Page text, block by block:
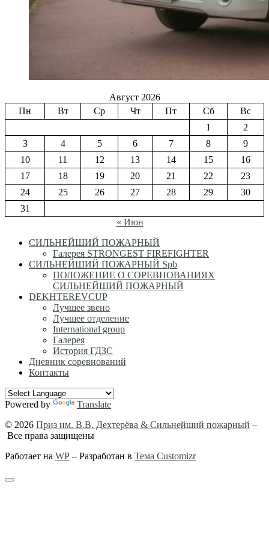
Август 2026
Пн
Вт Ср Чт Пт Сб
Вс
1
2
3
4 5 6 7 8
9
10
11 12 13 14 15
16
17
18 19 20 21 22
23
24
25 26 27 28 29
30
31
« Июн
СИЛЬНЕЙШИЙ ПОЖАРНЫЙ
Галерея STRONGEST FIREFIGHTER
СИЛЬНЕЙШИЙ ПОЖАРНЫЙ Spb
ПОЛОЖЕНИЕ О СОРЕВНОВАНИЯХ
СИЛЬНЕЙШИЙ ПОЖАРНЫЙ
DEKHTEREVCUP
Лучшее звено
Лучшее отделение
International group
Галерея
История ГДЗС
Дневник соревнований
Контакты
Powered by
Translate
© 2026 Приз им. В.В. Дехтерёва & Сильнейший пожарный –
Все права защищены
Работает на WP – Разработан в Тема Customizr